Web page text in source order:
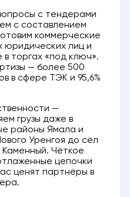
с тендерами
с составлением
коммерческие
юридических лиц и
торгах «под ключ».
— более 500
в сфере ТЭК и 95,6%
—
грузы даже в
районы Ямала и
Уренгоя до сёл
Чёткое
цепочки
ценят партнёры в